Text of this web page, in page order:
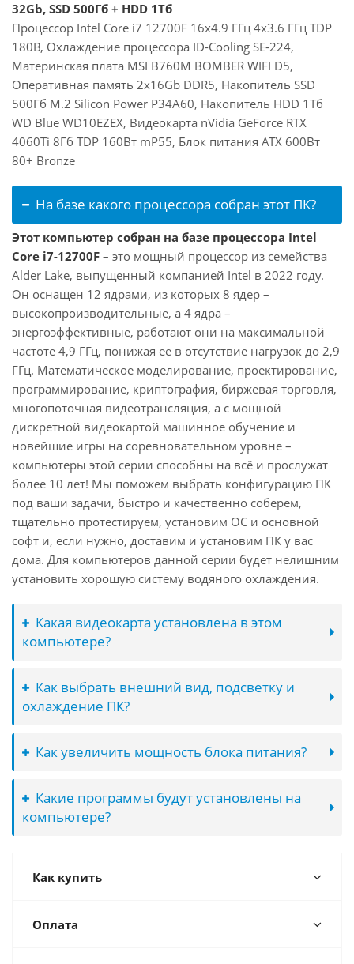
32Gb, SSD 500Гб + HDD 1Тб
Процессор Intel Core i7 12700F 16x4.9 ГГц 4x3.6 ГГц TDP
180В, Охлаждение процессора ID-Cooling SE-224,
Материнская плата MSI B760M BOMBER WIFI D5,
Оперативная память 2x16Gb DDR5, Накопитель SSD
500Гб M.2 Silicon Power P34A60, Накопитель HDD 1Тб
WD Blue WD10EZEX, Видеокарта nVidia GeForce RTX
4060Ti 8Гб TDP 160Вт mP55, Блок питания ATX 600Вт
80+ Bronze
На базе какого процессора собран этот ПК?
Этот компьютер собран на базе процессора Intel
Core i7-12700F – это мощный процессор из семейства
Alder Lake, выпущенный компанией Intel в 2022 году.
Он оснащен 12 ядрами, из которых 8 ядер –
высокопроизводительные, а 4 ядра –
энергоэффективные, работают они на максимальной
частоте 4,9 ГГц, понижая ее в отсутствие нагрузок до 2,9
ГГц. Математическое моделирование, проектирование,
программирование, криптография, биржевая торговля,
многопоточная видеотрансляция, а с мощной
дискретной видеокартой машинное обучение и
новейшие игры на соревновательном уровне –
компьютеры этой серии способны на всё и прослужат
более 10 лет! Мы поможем выбрать конфигурацию ПК
под ваши задачи, быстро и качественно соберем,
тщательно протестируем, установим ОС и основной
софт и, если нужно, доставим и установим ПК у вас
дома. Для компьютеров данной серии будет нелишним
установить хорошую систему водяного охлаждения.
Какая видеокарта установлена в этом
компьютере?
Как выбрать внешний вид, подсветку и
охлаждение ПК?
Как увеличить мощность блока питания?
Какие программы будут установлены на
компьютере?
Как купить
Оплата